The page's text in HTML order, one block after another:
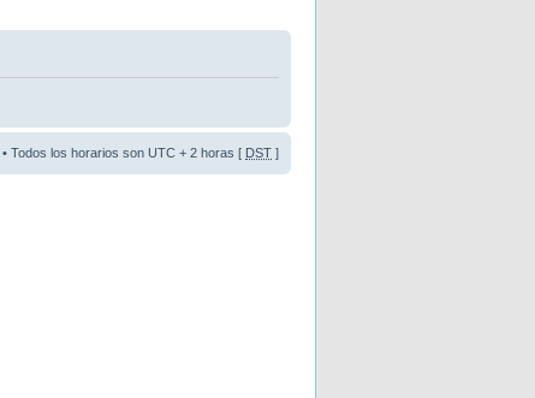
• Todos los horarios son UTC + 2 horas [ DST ]